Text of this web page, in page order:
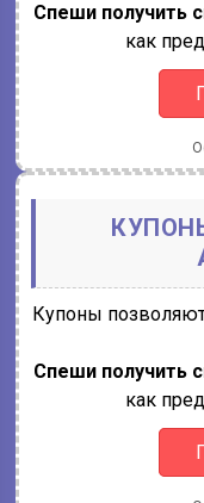
Спеши получить
как
Купоны
Спеши получить
как